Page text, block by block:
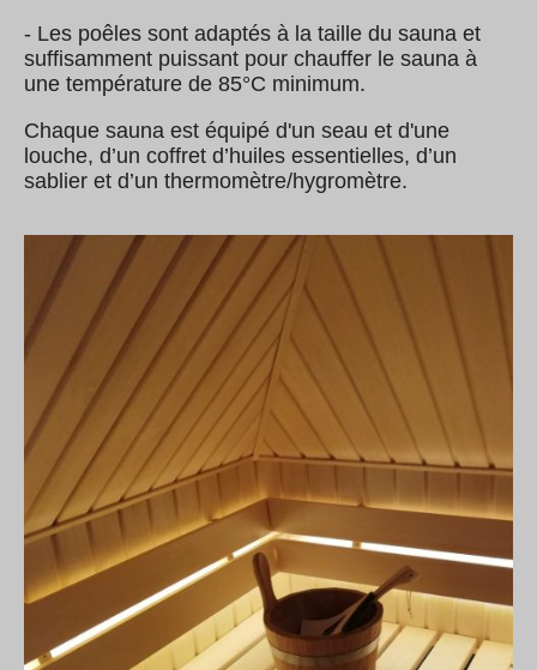
- Les poêles sont adaptés à la taille du sauna et
suffisamment puissant pour chauffer le sauna à
une température de 85°C minimum.
Chaque sauna est équipé d'un seau et d'une
louche, d’un coffret d’huiles essentielles, d’un
sablier et d’un thermomètre/hygromètre.